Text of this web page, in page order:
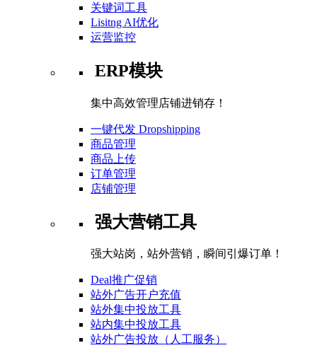
关键词工具
Lisitng AI优化
运营监控
ERP模块
集中高效管理店铺进销存！
一键代发 Dropshipping
商品管理
商品上传
订单管理
店铺管理
强大营销工具
强大站岗，站外营销，瞬间引爆订单！
Deal推广促销
站外广告开户充值
站外集中投放工具
站内集中投放工具
站外广告投放（人工服务）